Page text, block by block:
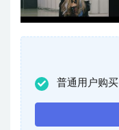
普通用户购买